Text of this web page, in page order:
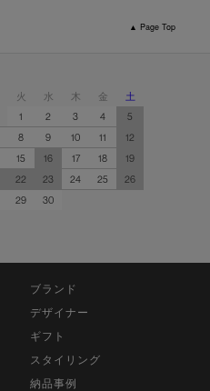
▲ Page Top
火 水 木 金
土
1
2 3 4
5
8 9 10 11
12
15 16 17 18
19
22 23 24 25
26
29 30
ブランド
デザイナー
ギフト
スタイリング
納品事例